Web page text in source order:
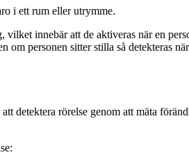
i ett rum eller utrymme.
innebär att de aktiveras när en
om personen sitter stilla så detekteras
detektera rörelse genom att mäta